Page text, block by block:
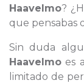
Haavelmo?
que pensabas
Sin duda
Haavelmo es
limitado de